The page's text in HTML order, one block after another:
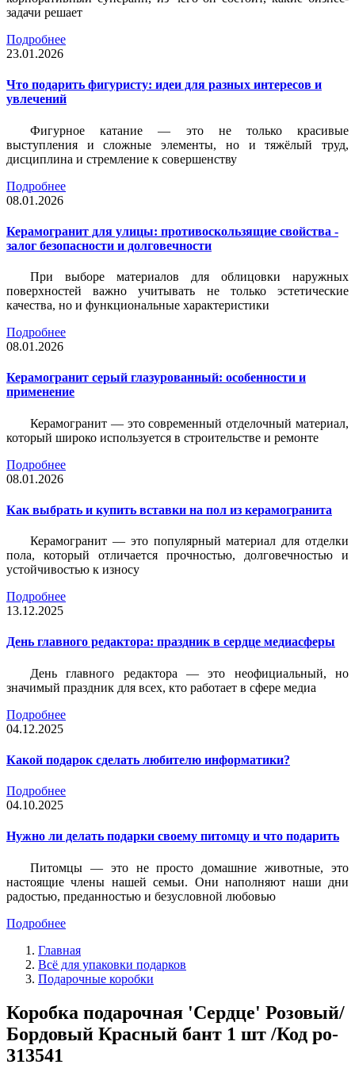
задачи решает
Подробнее
23.01.2026
Что подарить фигуристу: идеи для разных интересов и
увлечений
Фигурное катание — это не только красивые
выступления и сложные элементы, но и тяжёлый труд,
дисциплина и стремление к совершенству
Подробнее
08.01.2026
Керамогранит для улицы: противоскользящие свойства -
залог безопасности и долговечности
При выборе материалов для облицовки наружных
поверхностей важно учитывать не только эстетические
качества, но и функциональные характеристики
Подробнее
08.01.2026
Керамогранит серый глазурованный: особенности и
применение
Керамогранит — это современный отделочный материал,
который широко используется в строительстве и ремонте
Подробнее
08.01.2026
Как выбрать и купить вставки на пол из керамогранита
Керамогранит — это популярный материал для отделки
пола, который отличается прочностью, долговечностью и
устойчивостью к износу
Подробнее
13.12.2025
День главного редактора: праздник в сердце медиасферы
День главного редактора — это неофициальный, но
значимый праздник для всех, кто работает в сфере медиа
Подробнее
04.12.2025
Какой подарок сделать любителю информатики?
Подробнее
04.10.2025
Нужно ли делать подарки своему питомцу и что подарить
Питомцы — это не просто домашние животные, это
настоящие члены нашей семьи. Они наполняют наши дни
радостью, преданностью и безусловной любовью
Подробнее
Главная
Всё для упаковки подарков
Подарочные коробки
Коробка подарочная 'Сердце' Розовый/
Бордовый Красный бант 1 шт /Код po-
313541